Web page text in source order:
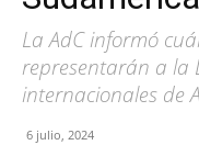
La AdC informó
representarán a la
internacionales de
6 julio, 2024